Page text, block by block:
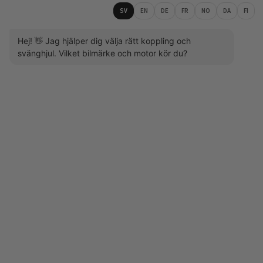
SV EN DE FR NO DA FI
Hej! 👋 Jag hjälper dig välja rätt koppling och
svänghjul. Vilket bilmärke och motor kör du?